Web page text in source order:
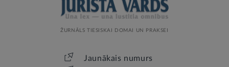
ŽURNĀLS TIESISKAI DOMAI UN PRAKSEI
Jaunākais numurs